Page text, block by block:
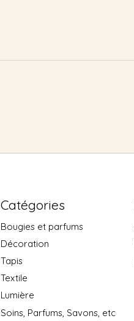
Catégories
Bougies et parfums
Décoration
Tapis
Textile
Lumière
Soins, Parfums, Savons, etc